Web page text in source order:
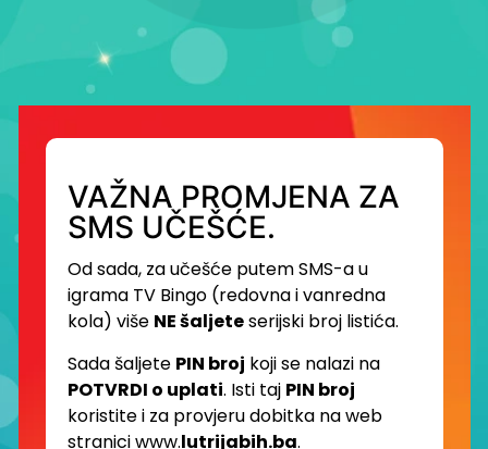
VAŽNA PROMJENA ZA
SMS UČEŠĆE.
Od sada, za učešće putem SMS-a u
igrama TV Bingo (redovna i vanredna
kola) više NE šaljeteserijski broj listića.
Sada šaljete PIN broj koji se nalazi na
POTVRDI o uplati. Isti taj PIN broj
koristite i za provjeru dobitka na web
stranici www.lutrijabih.ba.